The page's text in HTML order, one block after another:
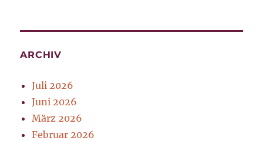
ARCHIV
Juli 2026
Juni 2026
März 2026
Februar 2026